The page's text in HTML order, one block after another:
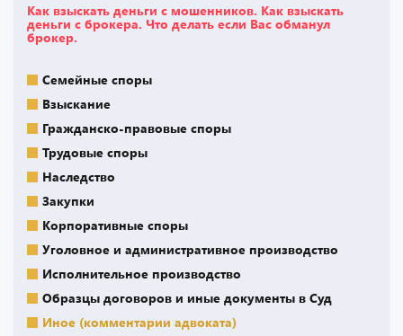
Как взыскать деньги с мошенников. Как взыскать
деньги с брокера. Что делать если Вас обманул
брокер.
Семейные споры
Взыскание
Гражданско-правовые споры
Трудовые споры
Наследство
Закупки
Корпоративные споры
Уголовное и административное производство
Исполнительное производство
Образцы договоров и иные документы в Суд
Иное (комментарии адвоката)